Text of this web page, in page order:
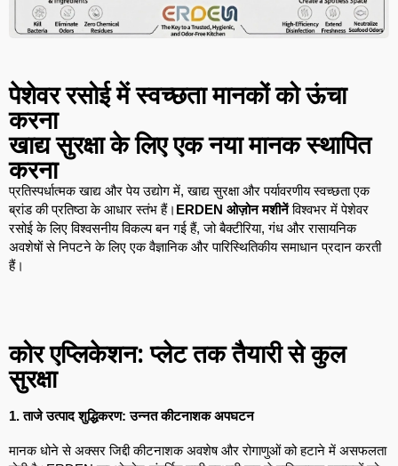
पेशेवर रसोई में स्वच्छता मानकों को ऊंचा
करना
खाद्य सुरक्षा के लिए एक नया मानक स्थापित
करना
प्रतिस्पर्धात्मक खाद्य और पेय उद्योग में, खाद्य सुरक्षा और पर्यावरणीय स्वच्छता एक
ब्रांड की प्रतिष्ठा के आधार स्तंभ हैं। ERDEN ओज़ोन मशीनेंविश्वभर में पेशेवर
रसोई के लिए विश्वसनीय विकल्प बन गई हैं, जो बैक्टीरिया, गंध और रासायनिक
अवशेषों से निपटने के लिए एक वैज्ञानिक और पारिस्थितिकीय समाधान प्रदान करती
हैं।
कोर एप्लिकेशन: प्लेट तक तैयारी से कुल
सुरक्षा
1. ताजे उत्पाद शुद्धिकरण: उन्नत कीटनाशक अपघटन
मानक धोने से अक्सर जिद्दी कीटनाशक अवशेष और रोगाणुओं को हटाने में असफलता